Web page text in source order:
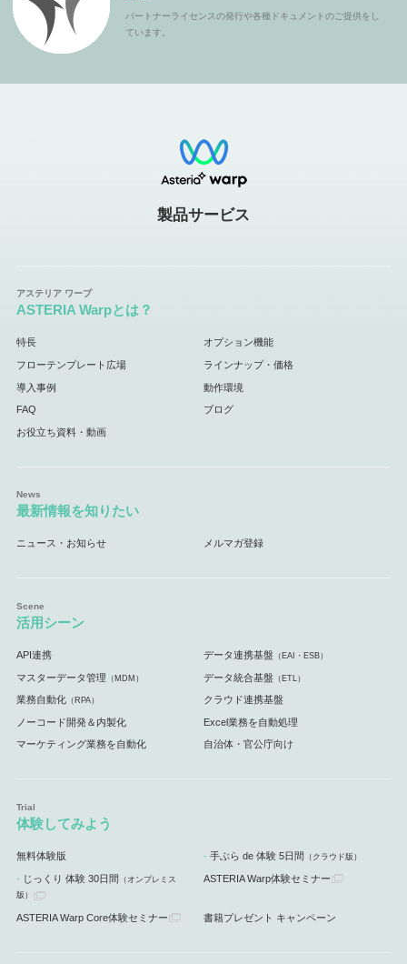
パートナーライセンスの発行や各種ドキュメントのご提供をし
ています。
製品サービス
ASTERIA Warpとは？
特長 オプション機能
フローテンプレート広場 ラインナップ・価格
導入事例 動作環境
FAQ ブログ
お役立ち資料・動画
最新情報を知りたい
ニュース・お知らせ メルマガ登録
活用シーン
API連携 データ連携基盤 （EAI・ESB）
マスターデータ管理 （MDM） データ統合基盤 （ETL）
業務自動化（RPA） クラウド連携基盤
ノーコード開発＆内製化 Excel業務を自動処理
マーケティング業務を自動化 自治体・官公庁向け
体験してみよう
無料体験版 手ぶら de 体験 5日間 （クラウド版）
じっくり 体験 30日間 （オンプレミス
版）
ASTERIA Warp体験セミナー
ASTERIA Warp Core体験セミナー 書籍プレゼント キャンペーン